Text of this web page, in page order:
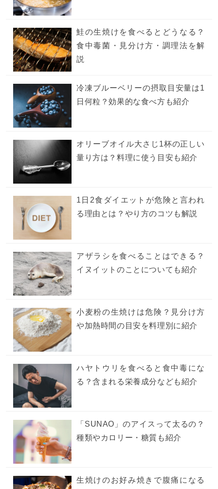
鮭の生焼けを食べるとどうなる？
食中毒菌・見分け方・調理法を解
説
冷凍ブルーベリーの摂取目安量は1
日何粒？効果的な食べ方も紹介
オリーブオイル大さじ1杯の正しい
量り方は？料理に使う目安も紹介
1日2食ダイエットが危険と言われ
る理由とは？やり方のコツも解説
アザラシを食べることはできる？
イヌイットのことについても紹介
小麦粉の生焼けは危険？見分け方
や加熱時間の目安を料理別に紹介
ハヤトウリを食べると食中毒にな
る？含まれる栄養成分なども紹介
「SUNAO」のアイスって太るの？
種類やカロリー・糖質も紹介
生焼けのお好み焼きで腹痛になる